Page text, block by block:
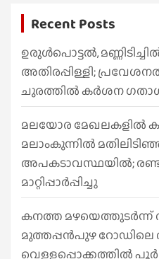
h
Recent Posts
ഉരുൾപൊട്ടൽ,
അതിരപ്പിള്ളി;
ചുരത്തില്‍ കര്‍ശന
മലയോര മേഖലകളിൽ
മലാംകുന്നിൽ
അപകടാവസ്ഥയിൽ;
മാറ്റിപ്പാർപ്പിച്ചു
കനത്ത മഴയെത്തുടർന്ന്
മുത്തപ്പൻപുഴ റോഡിലെ
വെള്ളപ്പൊക്കത്തിൽ